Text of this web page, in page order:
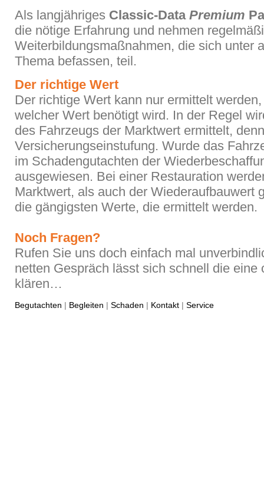
Als langjähriges Classic-Data Premium
die nötige Erfahrung und nehmen
Weiterbildungsmaßnahmen, die sich unter
Thema befassen, teil.
Der richtige Wert
Der richtige Wert kann nur ermittelt
welcher Wert benötigt wird. In der Regel
des Fahrzeugs der Marktwert ermittelt,
Versicherungseinstufung. Wurde das
im Schadengutachten der
ausgewiesen. Bei einer Restauration
Marktwert, als auch der Wiederaufbauwert
die gängigsten Werte, die ermittelt werden.
Noch Fragen?
Rufen Sie uns doch einfach mal
netten Gespräch lässt sich schnell die eine
klären…
Begutachten | Begleiten | Schaden | Kontakt | Service